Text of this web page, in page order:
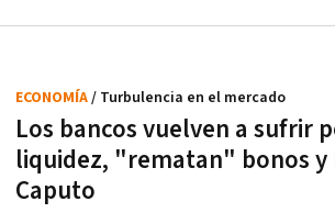
Los bancos vuelven a sufrir
liquidez, "rematan" bonos y
Caputo
ECONOMÍA/ Turbulencia en el mercado